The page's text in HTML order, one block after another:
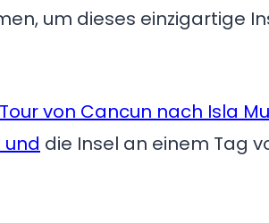
um dieses einzigartige
von Cancun nach Isla
und die Insel an einem Tag